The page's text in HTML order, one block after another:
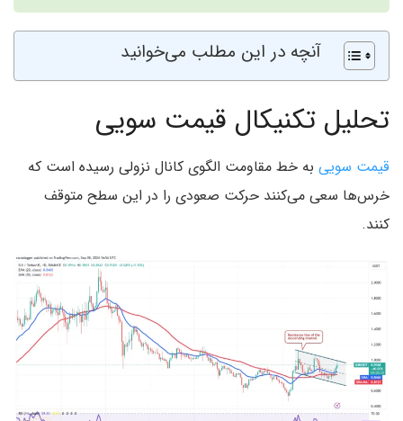
آنچه در این مطلب می‌خوانید
تحلیل تکنیکال قیمت سویی
قیمت سویی به خط مقاومت الگوی کانال نزولی رسیده است که
خرس‌ها سعی می‌کنند حرکت صعودی را در این سطح متوقف
کنند.